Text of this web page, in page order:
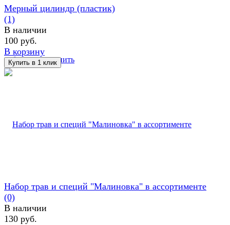
избранное сравнить
Мерный цилиндр (пластик)
(1)
В наличии
100 руб.
В корзину
Набор трав и специй "Малиновка" в ассортименте
(0)
В наличии
130 руб.